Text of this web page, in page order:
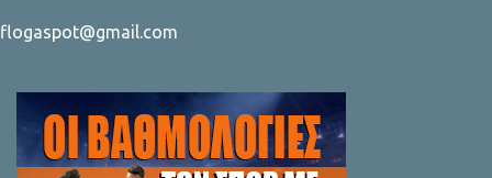
flogaspot@gmail.com